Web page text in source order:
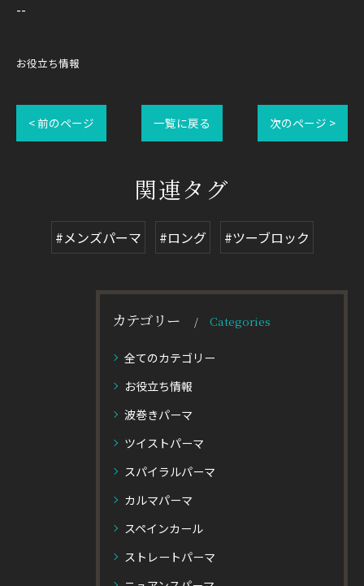
--
お役立ち情報
< 前のページ 一覧に戻る 次のページ >
関連タグ
#メンズパーマ #ロング #ツーブロック
カテゴリー Categories
全てのカテゴリー
お役立ち情報
波巻きパーマ
ツイストパーマ
スパイラルパーマ
カルマパーマ
スペインカール
ストレートパーマ